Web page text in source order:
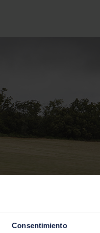
Consentimiento